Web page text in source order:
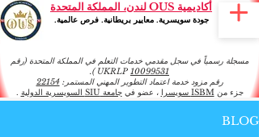
أكاديمية OUS لندن، المملكة المتحدة
جودة سويسرية. معايير بريطانية. فرص عالمية.
مسجلة رسمياً في سجل مقدمي خدمات التعلم في المملكة المتحدة (رقم
UKRLP 10099531
).
رقم مزود خدمة اعتماد التطوير المهني المستمر:22154
جزء منISBM سويسرا ، عضو فيجامعة SIU السويسرية الدولية .
BLOG